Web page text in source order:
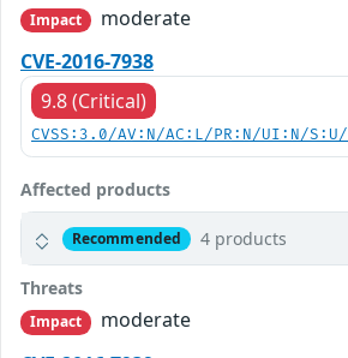
Impact
moderate
CVE-2016-7938
9.8 (Critical)
CVSS:3.0/AV:N/AC:L/PR:N/UI:N/
Affected products
Recommended 4 products
Threats
Impact
moderate